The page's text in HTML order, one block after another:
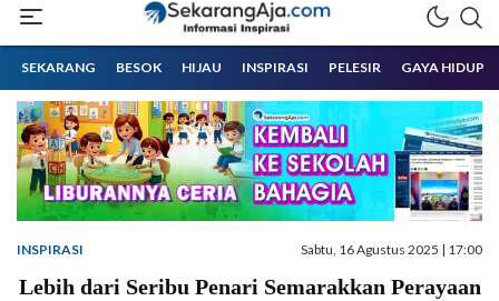
Sekarangaja
Informasi Inspirasi Malang Raya
SEKARANG BESOK HIJAU INSPIRASI PELESIR GAYA HIDUP
INSPIRASI Sabtu, 16 Agustus 2025 | 17:00
Lebih dari Seribu Penari Semarakkan Perayaan